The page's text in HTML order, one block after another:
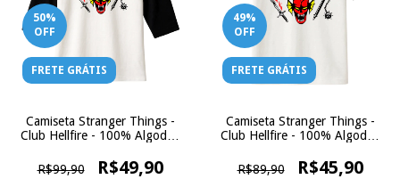
50%
OFF
FRETE GRÁTIS
Camiseta Stranger Things -
Club Hellfire - 100% Algodão
R$99,90
R$49,90
49%
OFF
FRETE GRÁTIS
Camiseta Stranger Things -
Club Hellfire - 100% Algodão
Manga Curta
R$89,90 R$45,90